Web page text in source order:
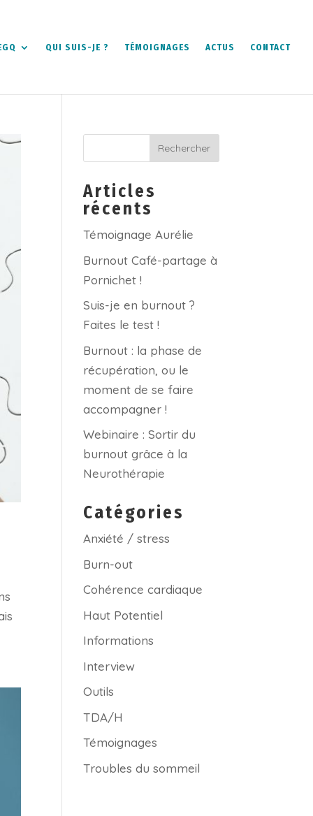
QUI SUIS-JE ? TÉMOIGNAGES ACTUS CONTACT
Articles
récents
Témoignage Aurélie
Burnout Café-partage à
Pornichet !
Suis-je en burnout ?
Faites le test !
Burnout : la phase de
récupération, ou le
moment de se faire
accompagner !
Webinaire : Sortir du
burnout grâce à la
Neurothérapie
Catégories
Anxiété / stress
Burn-out
Cohérence cardiaque
Haut Potentiel
Informations
Interview
Outils
TDA/H
Témoignages
Troubles du sommeil